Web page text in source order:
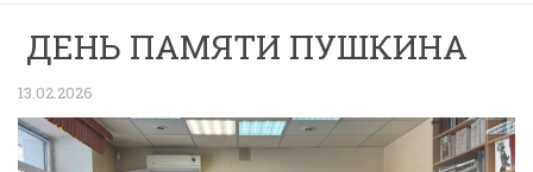
ДЕНЬ ПАМЯТИ ПУШКИНА
13.02.2026